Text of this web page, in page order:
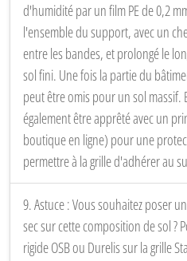
d'humidité par un film PE de 0,2
l'ensemble du support, avec un
entre les bandes, et prolongé le
sol fini. Une fois la partie du
peut être omis pour un sol
également être apprêté avec un
boutique en ligne) pour une
permettre à la grille d'adhérer au
9. Astuce : Vous souhaitez poser
sec sur cette composition de sol ?
rigide OSB ou Durelis sur la grille